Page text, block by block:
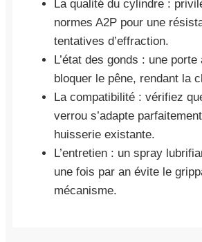
La qualité du cylindre :
normes A2P pour une
tentatives d’effraction.
L’état des gonds : une
bloquer le pêne, rendant la
La compatibilité : vérifiez
verrou s’adapte
huisserie existante.
L’entretien : un spray
une fois par an évite le
mécanisme.